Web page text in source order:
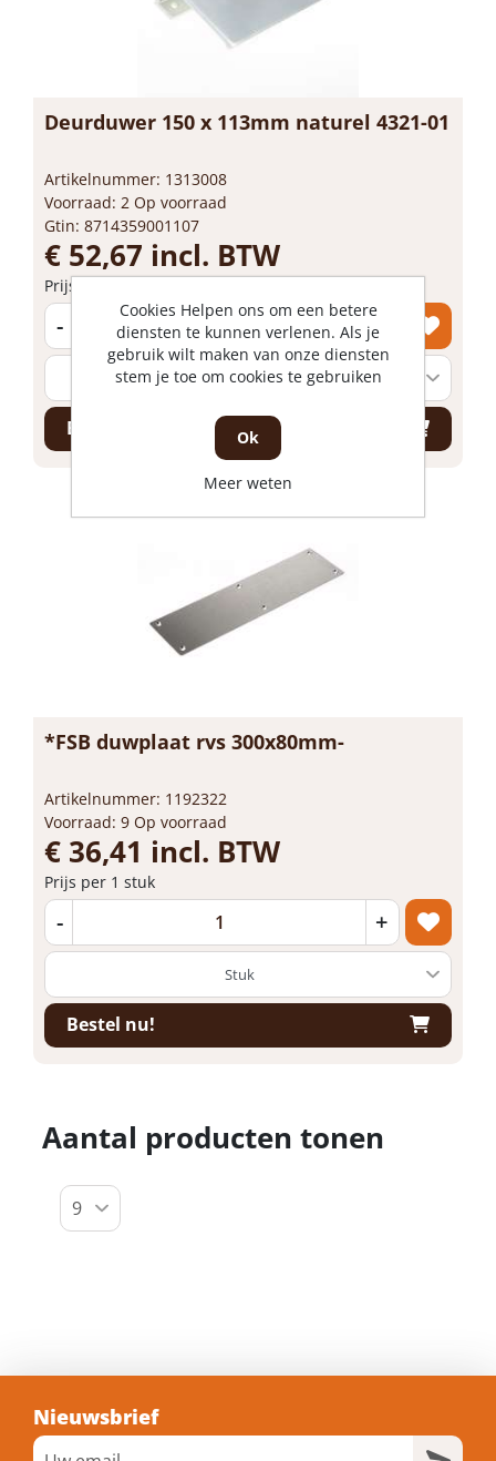
Deurduwer 150 x 113mm naturel 4321-01
Artikelnummer: 1313008
Voorraad: 2 Op voorraad
Gtin: 8714359001107
€ 52,67 incl. BTW
Prijs per 1 stuk
- +
Bestel nu!
*FSB duwplaat rvs 300x80mm-
Artikelnummer: 1192322
Voorraad: 9 Op voorraad
€ 36,41 incl. BTW
Prijs per 1 stuk
- +
Bestel nu!
Aantal producten tonen
Nieuwsbrief
Cookies Helpen ons om een betere
diensten te kunnen verlenen. Als je
gebruik wilt maken van onze diensten
stem je toe om cookies te gebruiken
Ok
Meer weten